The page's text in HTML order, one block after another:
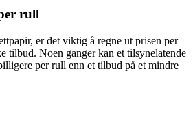
rull
er det viktig å regne ut prisen per
tilbud. Noen ganger kan et tilsynelatende
per rull enn et tilbud på et mindre